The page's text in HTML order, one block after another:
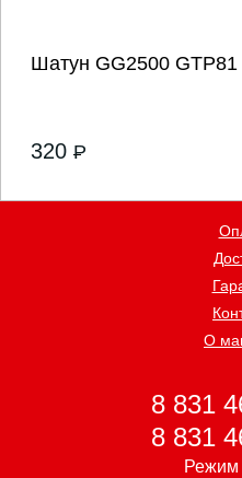
Шатун GG2500
320 P
О
8 831
8 831
Режим